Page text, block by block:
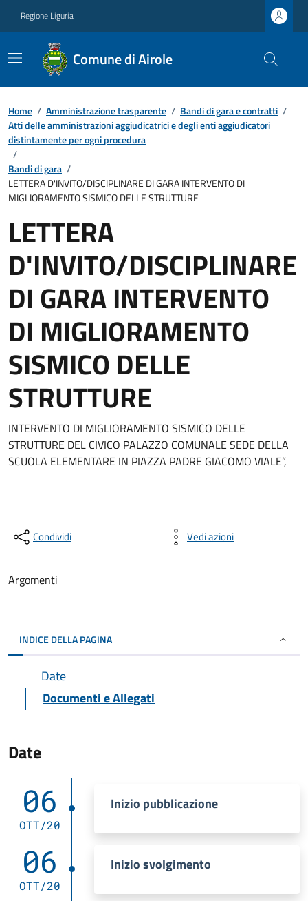
Regione Liguria
Comune di Airole
Home / Amministrazione trasparente / Bandi di gara e contratti /
Atti delle amministrazioni aggiudicatrici e degli enti aggiudicatori
distintamente per ogni procedura
/
Bandi di gara /
LETTERA D'INVITO/DISCIPLINARE DI GARA INTERVENTO DI
MIGLIORAMENTO SISMICO DELLE STRUTTURE
LETTERA
D'INVITO/DISCIPLINARE
DI GARA INTERVENTO
DI MIGLIORAMENTO
SISMICO DELLE
STRUTTURE
INTERVENTO DI MIGLIORAMENTO SISMICO DELLE
STRUTTURE DEL CIVICO PALAZZO COMUNALE SEDE DELLA
SCUOLA ELEMENTARE IN PIAZZA PADRE GIACOMO VIALE”,
Condividi Vedi azioni
Argomenti
INDICE DELLA PAGINA
Date
Documenti e Allegati
Date
06
OTT/20
Inizio pubblicazione
06
OTT/20
Inizio svolgimento